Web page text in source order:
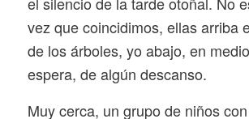
vez que coincidimos, ellas arriba
de los árboles, yo abajo, en
espera, de algún descanso.
Muy cerca, un grupo de niños